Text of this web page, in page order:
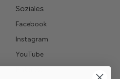
Soziales
Facebook
Instagram
YouTube